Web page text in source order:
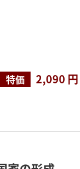
特価 2,090 円